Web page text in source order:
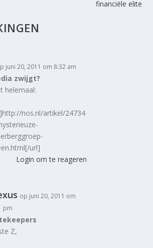
financiële elite
juni 20, 2011 om 8:32 am
zwijgt?
helemaal:
nos.nl/artikel/24734
url]
Login om te reageren
op juni 20, 2011 om
pm
Z,